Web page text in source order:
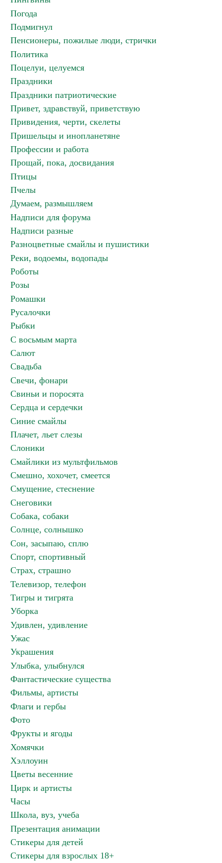
Погода
Подмигнул
Пенсионеры, пожилые люди, стрички
Политика
Поцелуи, целуемся
Праздники
Праздники патриотические
Привет, здравствуй, приветствую
Привидения, черти, скелеты
Пришельцы и инопланетяне
Профессии и работа
Прощай, пока, досвидания
Птицы
Пчелы
Думаем, размышляем
Надписи для форума
Надписи разные
Разноцветные смайлы и пушистики
Реки, водоемы, водопады
Роботы
Розы
Ромашки
Русалочки
Рыбки
С восьмым марта
Салют
Свадьба
Свечи, фонари
Свиньи и поросята
Сердца и сердечки
Синие смайлы
Плачет, льет слезы
Слоники
Смайлики из мультфильмов
Смешно, хохочет, смеется
Смущение, стеснение
Снеговики
Собака, собаки
Солнце, солнышко
Сон, засыпаю, сплю
Спорт, спортивный
Страх, страшно
Телевизор, телефон
Тигры и тигрята
Уборка
Удивлен, удивление
Ужас
Украшения
Улыбка, улыбнулся
Фантастические существа
Фильмы, артисты
Флаги и гербы
Фото
Фрукты и ягоды
Хомячки
Хэллоуин
Цветы весенние
Цирк и артисты
Часы
Школа, вуз, учеба
Презентация анимации
Стикеры для детей
Стикеры для взрослых 18+